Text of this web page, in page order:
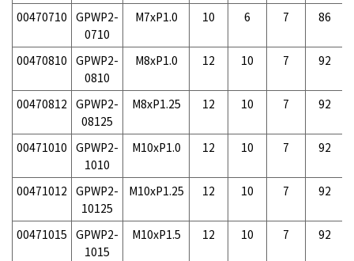
00470710 GPWP2-
0710
M7xP1.0 10 6 7 86
00470810 GPWP2-
0810
M8xP1.0 12 10 7 92
00470812 GPWP2-
08125
M8xP1.25 12 10 7 92
00471010 GPWP2-
1010
M10xP1.0 12 10 7 92
00471012 GPWP2-
10125
M10xP1.25 12 10 7 92
00471015 GPWP2-
1015
M10xP1.5 12 10 7 92